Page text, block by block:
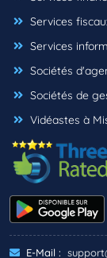
Services
Services
Sociétés
Sociétés de
Vidéastes à
E-Mail :